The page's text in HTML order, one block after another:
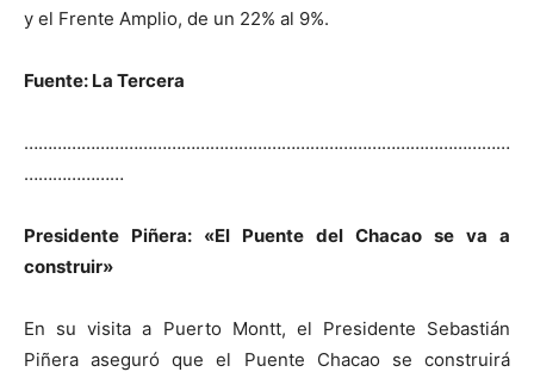
y el Frente Amplio, de un 22% al 9%.
Fuente: La Tercera
…………………………………………………………………………………………
…………………
Presidente Piñera: «El Puente del Chacao se va a
construir»
En su visita a Puerto Montt, el Presidente Sebastián
Piñera aseguró que el Puente Chacao se construirá